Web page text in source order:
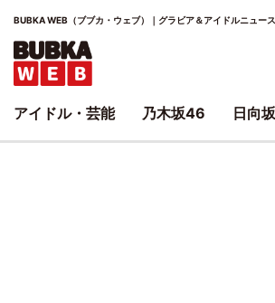
BUBKA WEB（ブブカ・ウェブ）｜グラビア＆アイドルニュー
アイドル・芸能 乃木坂46 日向